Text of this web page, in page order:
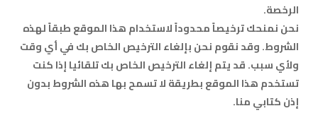
الرخصة.
نحن نمنحك ترخيصاً محدوداً لاستخدام هذا الموقع طبقاً لهذه
الشروط. وقد نقوم نحن بإلغاء الترخيص الخاص بك في أي وقت
ولأي سبب. قد يتم إلغاء الترخيص الخاص بك تلقائيا إذا كنت
تستخدم هذا الموقع بطريقة لا تسمح بها هذه الشروط بدون
إذن كتابي منا.